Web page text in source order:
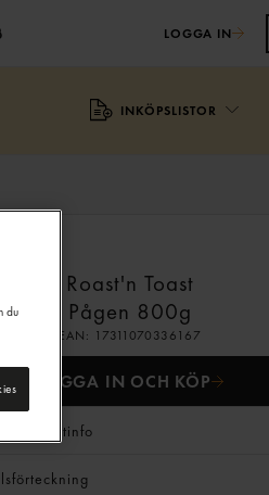
LOGGA IN
INKÖPSLISTOR
Roast'n Toast
Pågen 800g
EAN: 17311070336167
LOGGA IN OCH KÖP
produktinfo
du